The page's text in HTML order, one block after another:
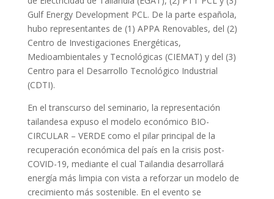
Gulf Energy Development PCL. De la parte española,
hubo representantes de (1) APPA Renovables, del (2)
Centro de Investigaciones Energéticas,
Medioambientales y Tecnológicas (CIEMAT) y del (3)
Centro para el Desarrollo Tecnológico Industrial
(CDTI).
En el transcurso del seminario, la representación
tailandesa expuso el modelo económico BIO-
CIRCULAR – VERDE como el pilar principal de la
recuperación económica del país en la crisis post-
COVID-19, mediante el cual Tailandia desarrollará
energía más limpia con vista a reforzar un modelo de
crecimiento más sostenible. En el evento se